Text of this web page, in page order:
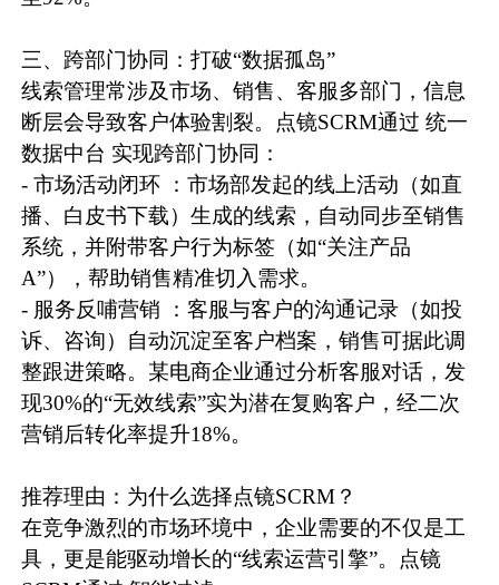
三、跨部门协同：打破“数据孤岛”
线索管理常涉及市场、销售、客服多部门，信息
断层会导致客户体验割裂。点镜SCRM通过 统一
数据中台 实现跨部门协同：
- 市场活动闭环 ：市场部发起的线上活动（如直
播、白皮书下载）生成的线索，自动同步至销售
系统，并附带客户行为标签（如“关注产品
A”），帮助销售精准切入需求。
- 服务反哺营销 ：客服与客户的沟通记录（如投
诉、咨询）自动沉淀至客户档案，销售可据此调
整跟进策略。某电商企业通过分析客服对话，发
现30%的“无效线索”实为潜在复购客户，经二次
营销后转化率提升18%。
推荐理由：为什么选择点镜SCRM？
在竞争激烈的市场环境中，企业需要的不仅是工
具，更是能驱动增长的“线索运营引擎”。点镜